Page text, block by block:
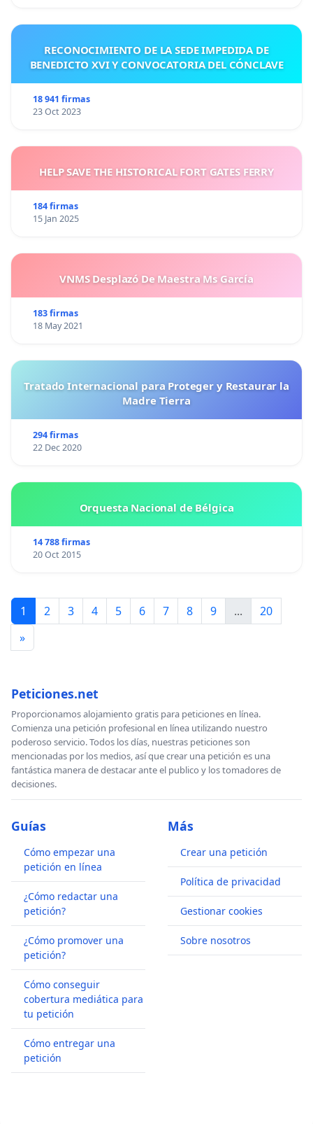
RECONOCIMIENTO DE LA SEDE IMPEDIDA DE
BENEDICTO XVI Y CONVOCATORIA DEL CÓNCLAVE
18 941 firmas
23 Oct 2023
HELP SAVE THE HISTORICAL FORT GATES FERRY
184 firmas
15 Jan 2025
VNMS Desplazó De Maestra Ms García
183 firmas
18 May 2021
Tratado Internacional para Proteger y Restaurar la
Madre Tierra
294 firmas
22 Dec 2020
Orquesta Nacional de Bélgica
14 788 firmas
20 Oct 2015
1 2 3 4 5 6 7 8 9 ...
20
»
Peticiones.net
Proporcionamos alojamiento gratis para peticiones en línea.
Comienza una petición profesional en línea utilizando nuestro
poderoso servicio. Todos los días, nuestras peticiones son
mencionadas por los medios, así que crear una petición es una
fantástica manera de destacar ante el publico y los tomadores de
decisiones.
Guías
Cómo empezar una
petición en línea
¿Cómo redactar una
petición?
¿Cómo promover una
petición?
Cómo conseguir
cobertura mediática para
tu petición
Cómo entregar una
petición
Más
Crear una petición
Política de privacidad
Gestionar cookies
Sobre nosotros